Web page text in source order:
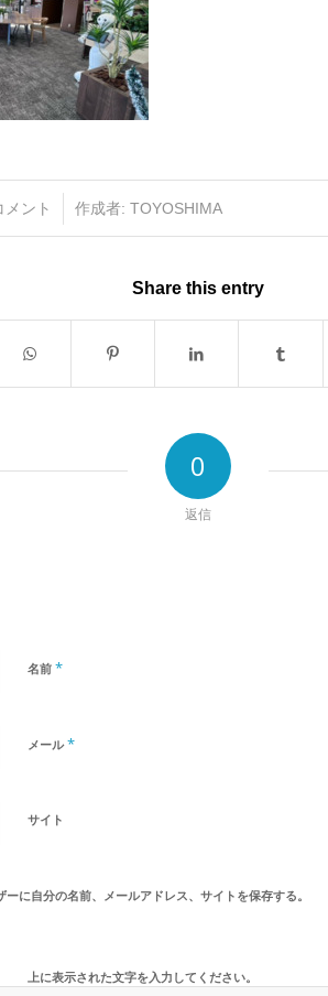
メント 作成者: TOYOSHIMA
Share this entry
0
返信
名前 *
メール*
サイト
に自分の名前、メールアドレス、サイトを保存する。
上に表示された文字を入力してください。